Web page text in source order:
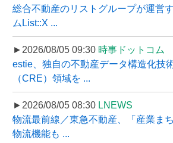
総合不動産のリストグループが運営
ムList::X ...
►2026/08/05 09:30 時事ドットコム
estie、独自の不動産データ構造化技
（CRE）領域を ...
►2026/08/05 08:30 LNEWS
物流最前線／東急不動産、「産業ま
物流機能も ...